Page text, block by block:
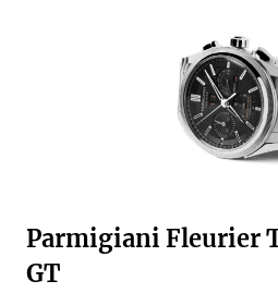
Parmigiani Fleurier
GT